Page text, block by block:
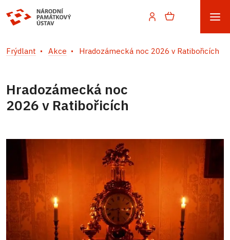
Frýdlant Akce Hradozámecká noc 2026 v Ratibořicích
Hradozámecká noc
2026 v Ratibořicích